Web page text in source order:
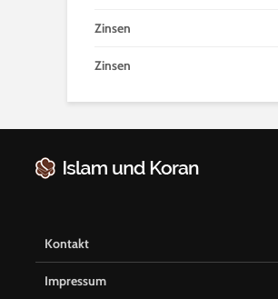
Zinsen
Zinsen
Kontakt
Impressum